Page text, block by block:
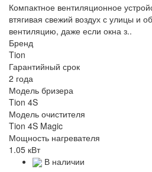
Компактное вентиляционное
втягивая свежий воздух с улицы и
вентиляцию, даже если окна з..
Бренд
Tion
Гарантийный срок
2 года
Модель бризера
Tion 4S
Модель очистителя
Tion 4S Magic
Мощность нагревателя
1.05 кВт
В наличии